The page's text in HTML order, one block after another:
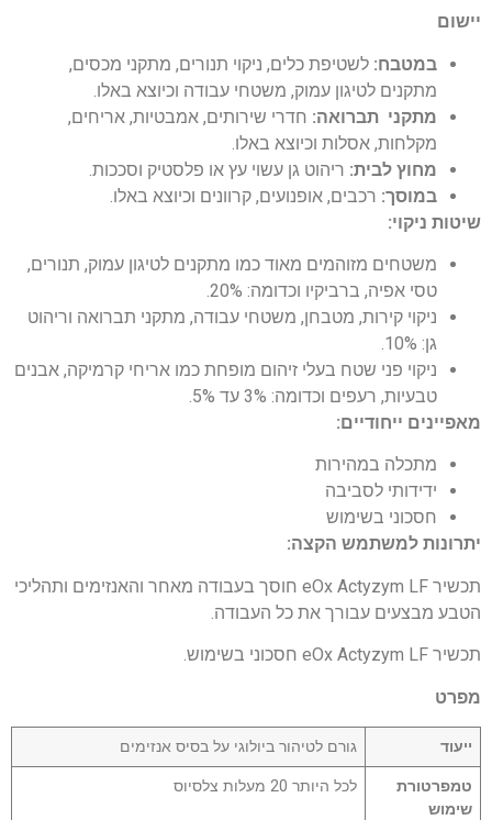
יישום
במטבח: לשטיפת כלים, ניקוי תנורים, מתקני מכסים,
מתקנים לטיגון עמוק, משטחי עבודה וכיוצא באלו.
מתקני תברואה: חדרי שירותים, אמבטיות, אריחים,
מקלחות, אסלות וכיוצא באלו.
מחוץ לבית: ריהוט גן עשוי עץ או פלסטיק וסככות.
במוסך: רכבים, אופנועים, קרוונים וכיוצא באלו.
שיטות ניקוי:
משטחים מזוהמים מאוד כמו מתקנים לטיגון עמוק, תנורים,
טסי אפיה, ברביקיו וכדומה: 20%.
ניקוי קירות, מטבחן, משטחי עבודה, מתקני תברואה וריהוט
גן: 10%.
ניקוי פני שטח בעלי זיהום מופחת כמו אריחי קרמיקה, אבנים
טבעיות, רעפים וכדומה: 3% עד 5%.
מאפיינים ייחודיים:
מתכלה במהירות
ידידותי לסביבה
חסכוני בשימוש
יתרונות למשתמש הקצה:
תכשיר eOx Actyzym LF חוסך בעבודה מאחר והאנזימים ותהליכי
הטבע מבצעים עבורך את כל העבודה.
תכשיר eOx Actyzym LF חסכוני בשימוש.
מפרט
ייעוד גורם לטיהור ביולוגי על בסיס אנזימים
טמפרטורת
שימוש
לכל היותר 20 מעלות צלסיוס